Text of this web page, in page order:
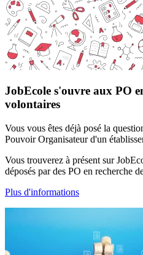
JobEcole s'ouvre aux PO
volontaires
Vous vous êtes déjà posé la
Pouvoir Organisateur d'un
Vous trouverez à présent sur
déposés par des PO en recherche
Plus d'informations